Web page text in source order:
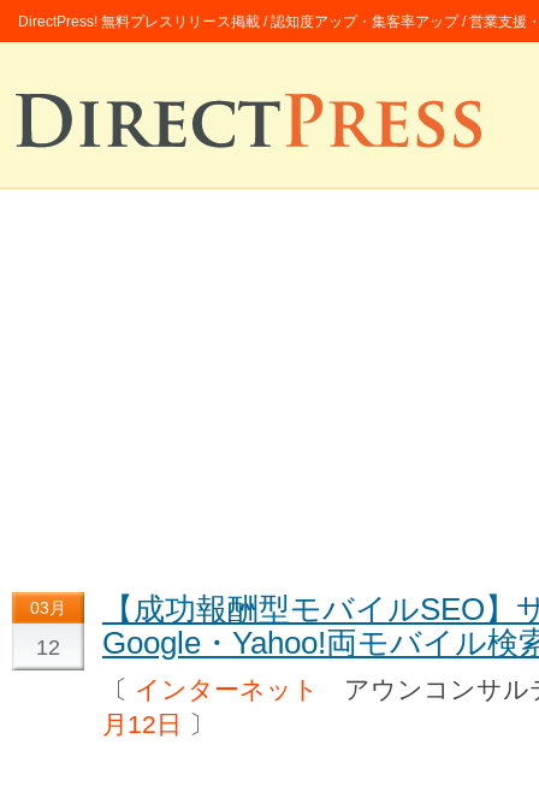
DirectPress! 無料プレスリリース掲載 / 認知度アップ・集客率アップ / 営業支援
03月
12
【成功報酬型モバイルSEO
Google・Yahoo!両モバイル検
〔 インターネット
アウンコンサ
月12日
〕